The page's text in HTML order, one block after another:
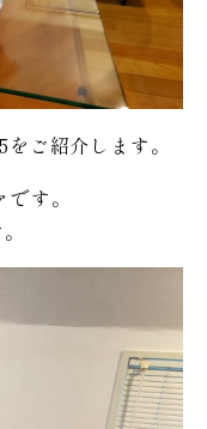
ご紹介します。
す。